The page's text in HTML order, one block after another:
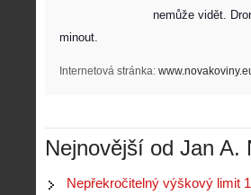
nemůže vidět.
minout.
Internetová stránka:
Nejnovější od Jan A.
Nepřekročitelný výškový limit